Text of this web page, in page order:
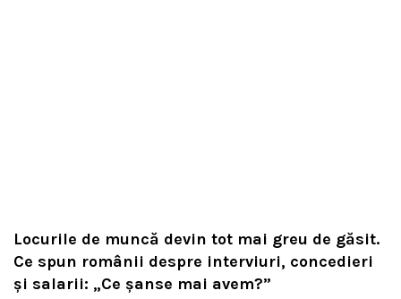
Locurile de muncă devin tot mai greu de găsit.
Ce spun românii despre interviuri, concedieri
și salarii: „Ce șanse mai avem?”